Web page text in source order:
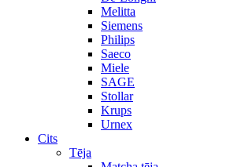
Melitta
Siemens
Philips
Saeco
Miele
SAGE
Stollar
Krups
Urnex
Cits
Tēja